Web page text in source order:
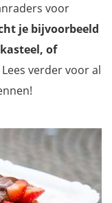
voor
je bijvoorbeeld
of
Lees verder voor al